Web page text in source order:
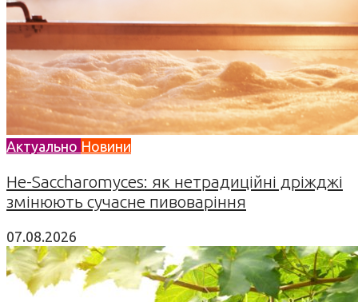
Актуально Новини
Не-Saccharomyces: як нетрадиційні дріжджі
змінюють сучасне пивоваріння
07.08.2026